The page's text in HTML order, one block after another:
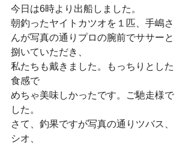
今日は6時より出船しました。
朝釣ったヤイトカツオを１匹、手嶋さ
んが写真の通りプロの腕前でササーと
捌いていただき、
私たちも戴きました。もっちりとした
食感で
めちゃ美味しかったです。ご馳走様で
した。
さて、釣果ですが写真の通りツバス、
シオ、